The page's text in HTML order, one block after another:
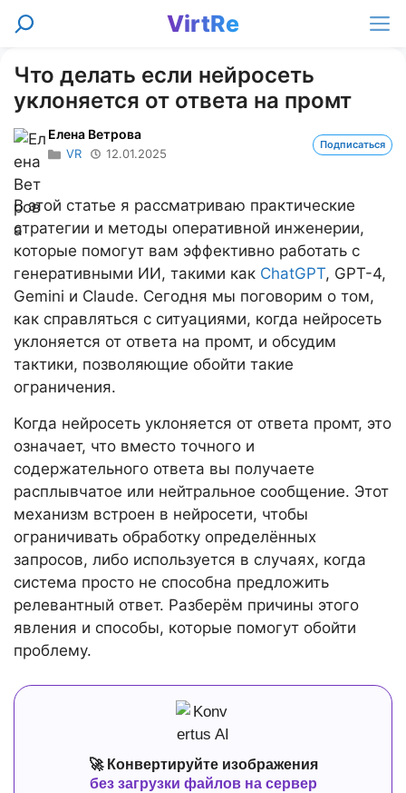
Перейти
VirtRe
Поиск
Что делать если нейросеть
уклоняется от ответа на промт
Елена Ветрова
VR 12.01.2025
Подписаться
В этой статье я рассматриваю практические
стратегии и методы оперативной инженерии,
которые помогут вам эффективно работать с
генеративными ИИ, такими как ChatGPT, GPT-4,
Gemini и Claude. Сегодня мы поговорим о том,
как справляться с ситуациями, когда нейросеть
уклоняется от ответа на промт, и обсудим
тактики, позволяющие обойти такие
ограничения.
Когда нейросеть уклоняется от ответа промт, это
означает, что вместо точного и
содержательного ответа вы получаете
расплывчатое или нейтральное сообщение. Этот
механизм встроен в нейросети, чтобы
ограничивать обработку определённых
запросов, либо используется в случаях, когда
система просто не способна предложить
релевантный ответ. Разберём причины этого
явления и способы, которые помогут обойти
проблему.
🚀 Конвертируйте изображения
без загрузки файлов на сервер